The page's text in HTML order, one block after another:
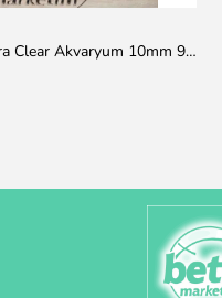
100x50x50h Ultra Clear Akvaryum 10mm 90derece Birleşim /Sadece Otobüs Kargosu ile Gönderim Yapılır !